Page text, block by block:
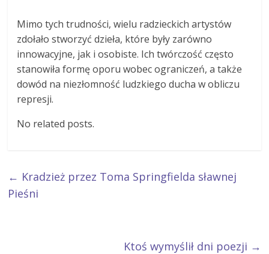
Mimo tych trudności, wielu radzieckich artystów
zdołało stworzyć dzieła, które były zarówno
innowacyjne, jak i osobiste. Ich twórczość często
stanowiła formę oporu wobec ograniczeń, a także
dowód na niezłomność ludzkiego ducha w obliczu
represji.
No related posts.
← Kradzież przez Toma Springfielda sławnej
Pieśni
Ktoś wymyślił dni poezji →